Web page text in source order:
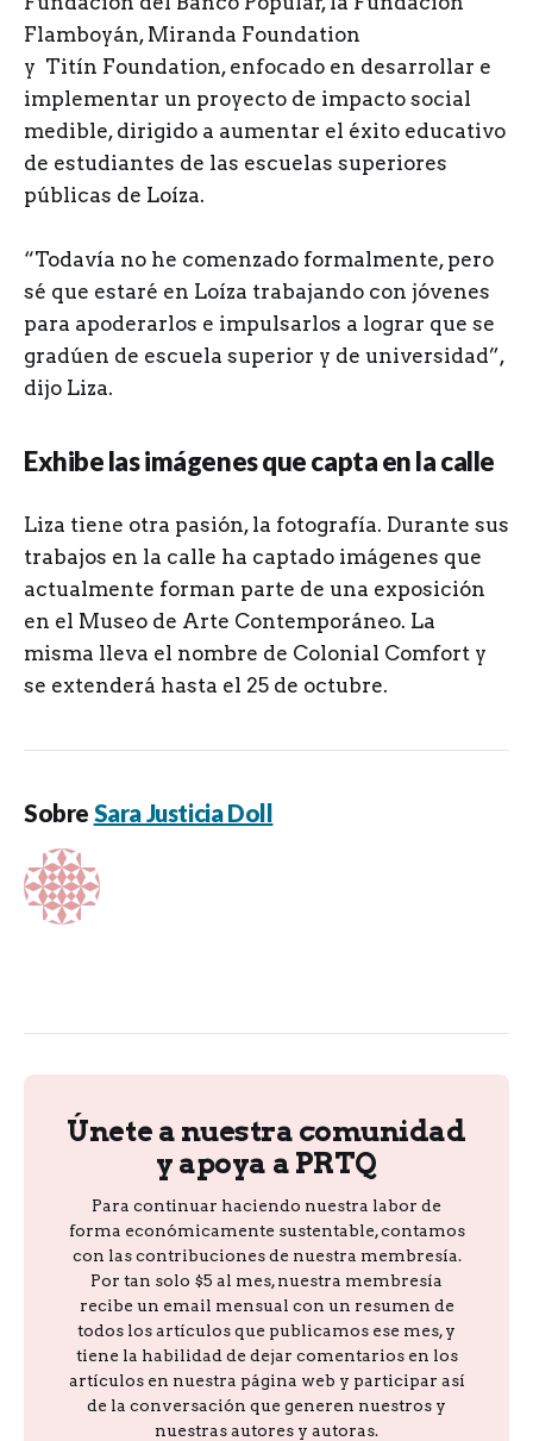
Flamboyán, Miranda Foundation
y Titín Foundation, enfocado en desarrollar e
implementar un proyecto de impacto social
medible, dirigido a aumentar el éxito educativo
de estudiantes de las escuelas superiores
públicas de Loíza.
“Todavía no he comenzado formalmente, pero
sé que estaré en Loíza trabajando con jóvenes
para apoderarlos e impulsarlos a lograr que se
gradúen de escuela superior y de universidad”,
dijo Liza.
Exhibe las imágenes que capta en la calle
Liza tiene otra pasión, la fotografía. Durante sus
trabajos en la calle ha captado imágenes que
actualmente forman parte de una exposición
en el Museo de Arte Contemporáneo. La
misma lleva el nombre de Colonial Comfort y
se extenderá hasta el 25 de octubre.
Sobre Sara Justicia Doll
Únete a nuestra comunidad
y apoya a PRTQ
Para continuar haciendo nuestra labor de
forma económicamente sustentable, contamos
con las contribuciones de nuestra membresía.
Por tan solo $5 al mes, nuestra membresía
recibe un email mensual con un resumen de
todos los artículos que publicamos ese mes, y
tiene la habilidad de dejar comentarios en los
artículos en nuestra página web y participar así
de la conversación que generen nuestros y
nuestras autores y autoras.